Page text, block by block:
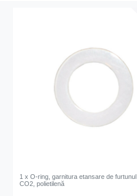
1 x O-ring, garnitura etansare de
CO2, polietilenă